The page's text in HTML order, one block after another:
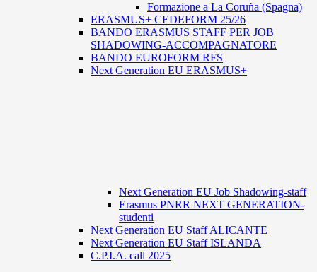
Formazione a La Coruña (Spagna)
ERASMUS+ CEDEFORM 25/26
BANDO ERASMUS STAFF PER JOB
SHADOWING-ACCOMPAGNATORE
BANDO EUROFORM RFS
Next Generation EU ERASMUS+
Next Generation EU Job Shadowing-staff
Erasmus PNRR NEXT GENERATION-
studenti
Next Generation EU Staff ALICANTE
Next Generation EU Staff ISLANDA
C.P.I.A. call 2025